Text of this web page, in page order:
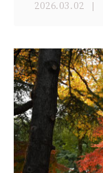
2026.03.02